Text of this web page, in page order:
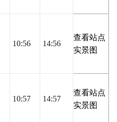
10:56 14:56
查看站点
实景图
10:57 14:57
查看站点
实景图